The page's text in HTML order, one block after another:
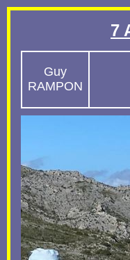
7
Guy
RAMPON